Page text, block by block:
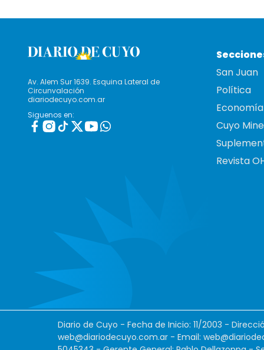
Av. Alem Sur 1639. Esquina Lateral de
Circunvalación
diariodecuyo.com.ar
Siguenos en:
San Juan
Política
Economía
Cuyo
Revista
Diario de Cuyo - Fecha de Inicio: 11/2003 -
web@diariodecuyo.com.ar - Email: